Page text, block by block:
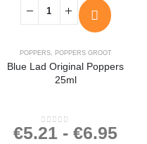
POPPERS, POPPERS GROOT
Blue Lad Original Poppers
25ml
0out of 5
€5.21 - €6.95